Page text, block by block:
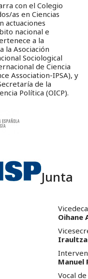
con el Colegio
as en Ciencias
actuaciones
nacional e
a la
la Asociación
Sociological
de Ciencia
Association-IPSA), y
de la
Política (OICP).
Junta
Oihane
Iraultza
Manuel
Vocal